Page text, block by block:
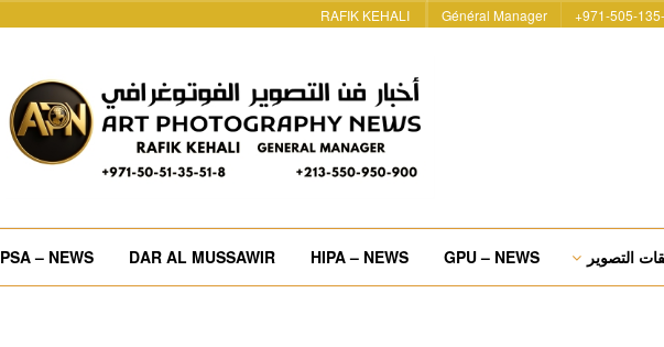
971-505-135-
Général Manager
RAFIK KEHALI
التصوير GPU – NEWS
HIPA – NEWS
DAR AL MUSSAWIR
PSA – NEWS